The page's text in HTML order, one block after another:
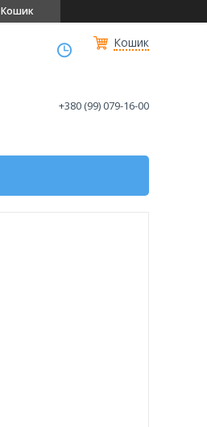
Кошик
Кошик
+380 (99) 079-16-00